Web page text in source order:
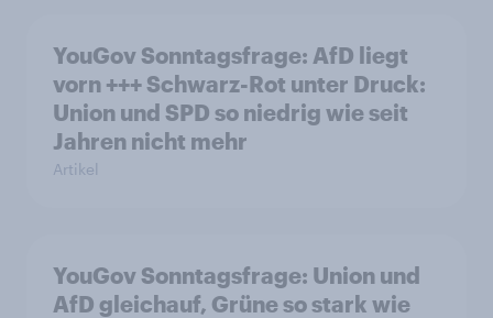
YouGov Sonntagsfrage: AfD liegt
vorn +++ Schwarz-Rot unter Druck:
Union und SPD so niedrig wie seit
Jahren nicht mehr
Artikel
YouGov Sonntagsfrage: Union und
AfD gleichauf, Grüne so stark wie